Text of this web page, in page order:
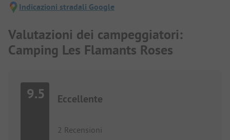
Indicazioni stradali Google
Valutazioni dei campeggiatori:
Camping Les Flamants Roses
9.5 Eccellente
2 Recensioni